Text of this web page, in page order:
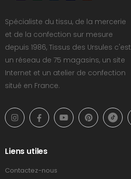
Spécialiste du tissu, de la mercerie
et de la confection sur mesure
depuis 1986, Tissus des Ursules c'est
un réseau de 75 magasins, un site
Internet et un atelier de confection
situé en France.
Liens utiles
Contactez-nous